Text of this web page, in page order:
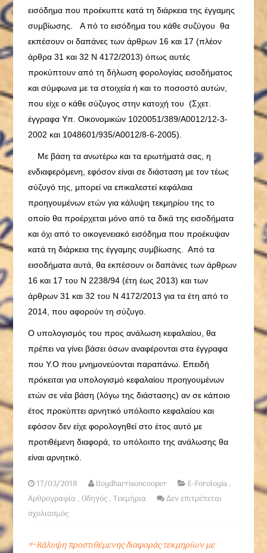
εισόδημα που προέκυπτε κατά τη διάρκεια της έγγαμης
συμβίωσης. Α πό το εισόδημα του κάθε συζύγου θα
εκπέσουν οι δαπάνες των άρθρων 16 και 17 (πλέον
άρθρα 31 και 32 Ν 4172/2013) όπως αυτές
προκύπτουν από τη δήλωση φορολογίας εισοδήματος
και σύμφωνα με τα στοιχεία ή και το ποσοστό αυτών,
που είχε ο κάθε σύζυγος στην κατοχή του (Σχετ.
έγγραφα Υπ. Οικονομικών 1020051/389/Α0012/12-3-
2002 και 1048601/935/Α0012/8-6-2005).
Με βάση τα ανωτέρω και τα ερωτήματά σας, η
ενδιαφερόμενη, εφόσον είναι σε διάσταση με τον τέως
σύζυγό της, μπορεί να επικαλεστεί κεφάλαια
προηγουμένων ετών για κάλυψη τεκμηρίου της το
οποίο θα προέρχεται μόνο από τα δικά της εισοδήματα
και όχι από το οικογενειακό εισόδημα που προέκυψαν
κατά τη διάρκεια της έγγαμης συμβίωσης. Από τα
εισοδήματα αυτά, θα εκπέσουν οι δαπάνες των άρθρων
16 και 17 του Ν 2238/94 (έτη έως 2013) και των
άρθρων 31 και 32 του Ν 4172/2013 για τα έτη από το
2014, που αφορούν τη σύζυγο.
Ο υπολογισμός του προς ανάλωση κεφαλαίου, θα
πρέπει να γίνει βάσει όσων αναφέρονται στα έγγραφα
που Υ.Ο που μνημονεύονται παραπάνω. Επειδή
πρόκειται για υπολογισμό κεφαλαίου προηγουμένων
ετών σε νέα βάση (λόγω της διάστασης) αν σε κάποιο
έτος προκύπτει αρνητικό υπόλοιπο κεφαλαίου και
εφόσον δεν είχε φορολογηθεί στο έτος αυτό με
προτιθέμενη διαφορά, το υπόλοιπο της ανάλωσης θα
είναι αρνητικό.
17/03/2018 lloydharrisoncooper E-Forologia,
Αρθρογραφία, Οδηγός,Τεκμήρια
Δεν επιτρέπεται
σχολιασμός
←Κάλυψη προστιθέμενης διαφοράς τεκμηρίων με